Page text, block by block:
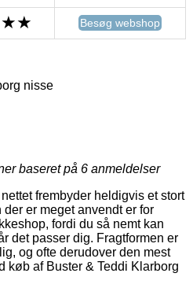
Besøg webshop
nisse
baseret på 6 anmeldelser
frembyder heldigvis et stort
er meget anvendt er for
fordi du så nemt kan
det passer dig. Fragtformen er
og ofte derudover den mest
køb af Buster & Teddi Klarborg